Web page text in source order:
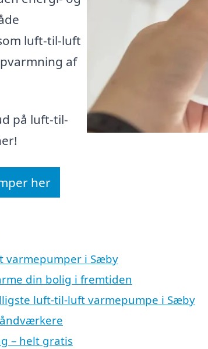
luft-til-luft
af
på luft-til-
her
varmepumper i Sæby
din bolig i fremtiden
luft-til-luft varmepumpe i Sæby
– helt gratis